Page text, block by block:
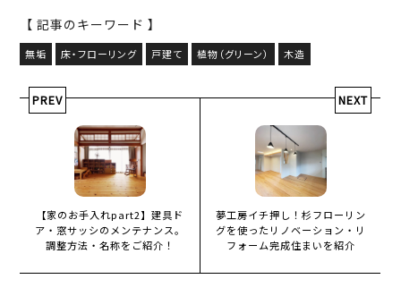
【 記事のキーワード 】
無垢 床・フローリング 戸建て 植物（グリーン） 木造
PREV
【家のお手入れpart2】建具ド
ア・窓サッシのメンテナンス。
調整方法・名称をご紹介！
NEXT
夢工房イチ押し！杉フローリン
グを使ったリノベーション・リ
フォーム完成住まいを紹介